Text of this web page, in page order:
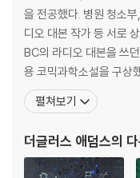
을 전공했다. 병원 청소
디오 대본 작가 등 서로
BC의 라디오 대본을 쓰
용 코믹과학소설을 구상
이다. 1978년 6회짜리
는 폭발적인 인기를 등에
주적 상상력과 날카로운
펼쳐보기
더글러스 애덤스의